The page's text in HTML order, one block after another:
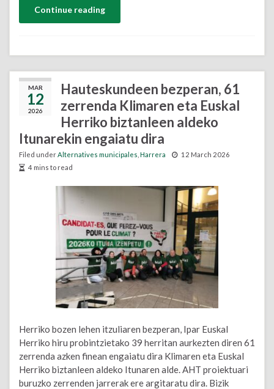
Continue reading
MAR
12
2026
Hauteskundeen bezperan, 61
zerrenda Klimaren eta Euskal
Herriko biztanleen aldeko
Itunarekin engaiatu dira
Filed under Alternatives municipales Harrera
12 March 2026
4 mins to read
Herriko bozen lehen itzuliaren bezperan, Ipar Euskal
Herriko hiru probintzietako 39 herritan aurkezten diren 61
zerrenda azken finean engaiatu dira Klimaren eta Euskal
Herriko biztanleen aldeko Itunaren alde. AHT proiektuari
buruzko zerrenden jarrerak ere argitaratu dira. Bizik